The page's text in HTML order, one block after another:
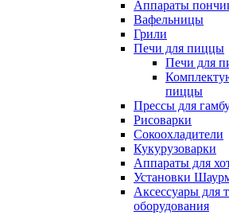
Аппараты
Вафельницы
Грили
Печи для пиццы
Печи для
пиццы
Прессы для
Рисоварки
Сокоохладители
Кукурузоварки
Аппараты для
Установки
Аксессуары для
оборудования